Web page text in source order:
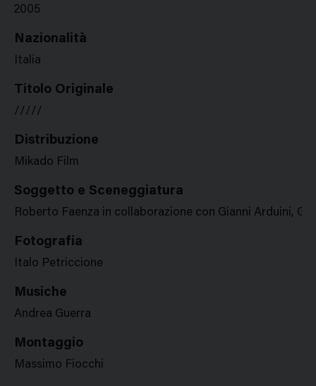
2005
Nazionalità
Italia
Titolo Originale
/////
Distribuzione
Mikado Film
Soggetto e Sceneggiatura
Roberto Faenza in collaborazione con Gianni Arduini,
Fotografia
Italo Petriccione
Musiche
Andrea Guerra
Montaggio
Massimo Fiocchi